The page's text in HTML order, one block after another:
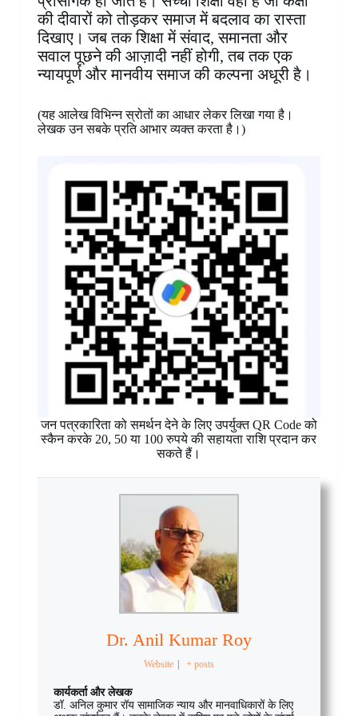
की दीवारों को तोड़कर समाज में बदलाव का रास्ता
दिखाए। जब तक शिक्षा में संवाद, समानता और
सवाल पूछने की आज़ादी नहीं होगी, तब तक एक
न्यायपूर्ण और मानवीय समाज की कल्पना अधूरी है।
(यह आलेख विभिन्न स्रोतों का आधार लेकर लिखा गया है।
लेखक उन सबके प्रति आभार व्यक्त करता है।)
जन पत्रकारिता को समर्थन देने के लिए उपर्युक्त QR Code को
स्कैन करके 20, 50 या 100 रुपये की सहायता राशि प्रदान कर
सकते हैं।
Dr. Anil Kumar Roy
Website | + posts
कार्यकर्ता और लेखक
डॉ. अनिल कुमार रॉय सामाजिक न्याय और मानवाधिकारों के लिए